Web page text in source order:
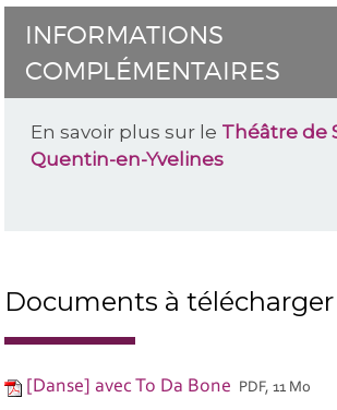
INFORMATIONS
COMPLÉMENTAIRES
En savoir plus sur le Théâtre de
Quentin-en-Yvelines
Documents à télécharger
[Danse] avec To Da Bone PDF, 11 Mo